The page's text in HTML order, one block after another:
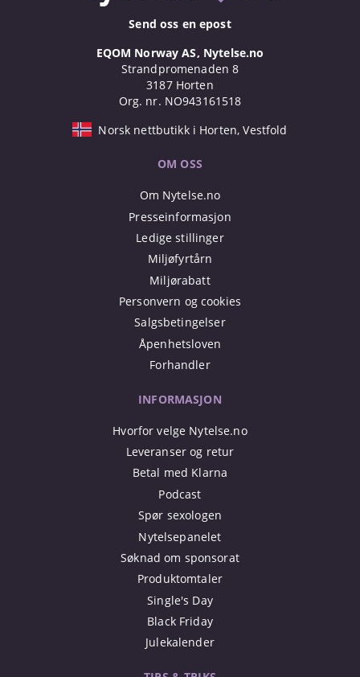
Send oss en epost
EQOM Norway AS, Nytelse.no
Strandpromenaden 8
3187 Horten
Org. nr. NO943161518
Norsk nettbutikk i Horten, Vestfold
OM OSS
Om Nytelse.no
Presseinformasjon
Ledige stillinger
Miljøfyrtårn
Miljørabatt
Personvern og cookies
Salgsbetingelser
Åpenhetsloven
Forhandler
INFORMASJON
Hvorfor velge Nytelse.no
Leveranser og retur
Betal med Klarna
Podcast
Spør sexologen
Nytelsepanelet
Søknad om sponsorat
Produktomtaler
Single's Day
Black Friday
Julekalender